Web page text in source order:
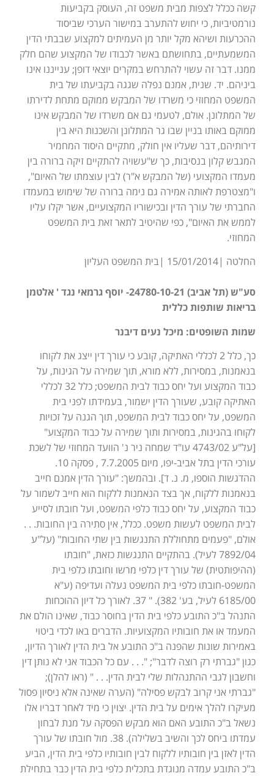
קשה ככלל לצפות מבית משפט זה, העוסק בקביעות
נורמטיביות, כי יחוש להתערב במישור הערכי שביסוד
ההכרעות ושיהא מקל יותר מן העמיתים למקצוע שבבתי הדין
המשמעתיים, בתחושתם באשר לכבודו של המקצוע שהם חלק
ממנו. דבר זה עשוי להתרחש במקרים יוצאי דופן; ענייננו אינו
ביניהם. יד. שנית, אמנם נפלה שגגה בקביעתו של בית
המשפט המחוזי כי משרדו של המבקש ממוקם מתחת לדירתו
של המתלונן. אולם, לטעמי גם אם משרדו של המבקש אינו
ממוקם באותו בניין שבו גר המתלונן והשכנות היא בין
דירותיהם, דבר שעליו אין חולק, מתקיים היסוד המחמיר
המגבש קלון בנסיבות, כך ש"עשויה להתקיים זיקה ברורה בין
מעמדו המקצועי (של המבקש א"ר) לבין עוצמתו של האיום",
ו"מצטרפת לאותה אמירה גם נימה ברורה של שימוש במעמדו
החברתי של עורך הדין ובכישוריו המקצועיים, אשר יקלו עליו
לממש את האיום", כפי שהיטיב לתאר זאת בית המשפט
המחוזי.
החלטה |15/01/2014 |בית המשפט העליון
סע"ש (תל אביב) 24780-10-21- יוסף גרמאי נגד ' אלטמן
בריאות שותפות כללית
שמות השופטים: מיכל נעים דיבנר
כך, כלל 2 לכללי האתיקה, קובע כי עורך דין ייצג את לקוחו
בנאמנות, במסירות, ללא מורא, תוך שמירה על הגינות, על
כבוד המקצוע ועל יחס כבוד לבית המשפט; כלל 32 לכללי
האתיקה קובע, שעורך הדין ישמור, בעמידתו לפני בית
המשפט, על יחס כבוד לבית המשפט, תוך הגנה על זכויות
לקוחו בהגינות, במסירות ותוך שמירה על כבוד המקצוע"
[על"ע 4743/02 עו"ד שמחה ניר נ' הוועד המחוזי של לשכת
עורכי הדין בתל אביב-יפו, מיום 7.7.2005 , פסקה 10.
ההדגשות הוספו, מ. נ. ד]. ובהמשך: "עורך הדין אמנם חייב
בנאמנות ללקוח, אך בצד הנאמנות ללקוח הוא חייב לשמור על
כבוד המקצוע, על יחס כבוד כלפי המשפט, ועל חובתו לסייע
לבית המשפט לעשות משפט. ככלל, אין סתירה בין החובות. . .
אולם, "פעמים מתחוללת התנגשות בין שתי החובות" (על"ע
7892/04 לעיל). בהתקיים התנגשות כזאת, "חובתו
(ההיפותטית) של עורך דין כלפי מרשו וחובתו כלפי בית
המשפט-חובתו כלפי בית המשפט נעלה ועדיפה (ע"א
6185/00 לעיל, בע' 382). " 37. לאורך כל דיון ההוכחות
התנהל ב"כ התובע כלפי בית הדין בחוסר כבוד, שאינו הולם את
המעמד או את חובותיו המקצועיות. הדברים באו לכדי ביטוי
באמירות שונות שהפנה ב"כ התובע אל בית הדין לאורך הדיון,
כגון "גברתי רק רוצה לדבר"; ". . . עם כל הכבוד אני לא נותן דין
וחשבון לגבי ההתנהלות שלי לבית הדין. . . " (ראו להלן);
"גברתי אני קרוב לבקש פסילה" (הערה שאינה אלא ניסיון פסול
מעיקרו להלך אימים על בית הדין. יצוין כי מיד לאחר דבריו אלו
נשאל ב"כ התובע האם הוא מבקש הפסקה על מנת לבחון
עמדתו ביחס לכך והשיב בשלילה). 38. מול חובתו של עורך
הדין לאזן בין חובותיו ללקוח לבין חובותיו כלפי בית הדין, הביע
ב"כ התובע עמדה מנוגדת בתכלית כלפי בית הדין כבר בתחילת